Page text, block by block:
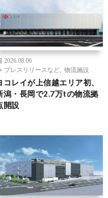
2026.08.06
プレスリリースなど
物流施設
コレイが上信越エリア初、
潟・長岡で2.7万tの物流拠
開設